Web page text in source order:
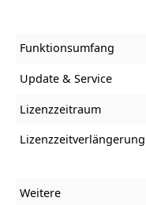
Funktionsumfang
Update & Service
Lizenzzeitraum
Lizenzzeitverlängerung
Weitere